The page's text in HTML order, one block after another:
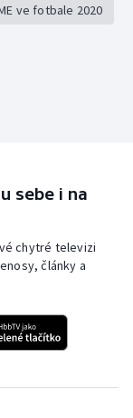
ve fotbale 2020
sebe i na
chytré televizi
články a